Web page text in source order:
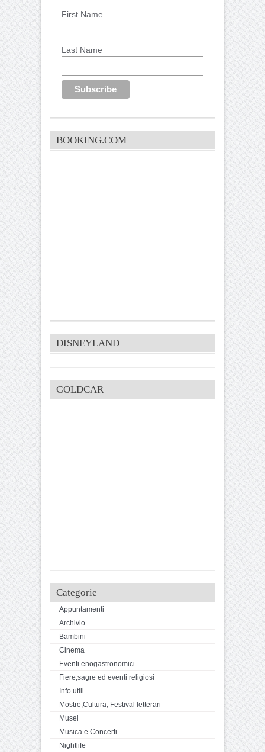
First Name
Last Name
BOOKING.COM
DISNEYLAND
GOLDCAR
Categorie
Appuntamenti
Archivio
Bambini
Cinema
Eventi enogastronomici
Fiere,sagre ed eventi religiosi
Info utili
Mostre,Cultura, Festival letterari
Musei
Musica e Concerti
Nightlife